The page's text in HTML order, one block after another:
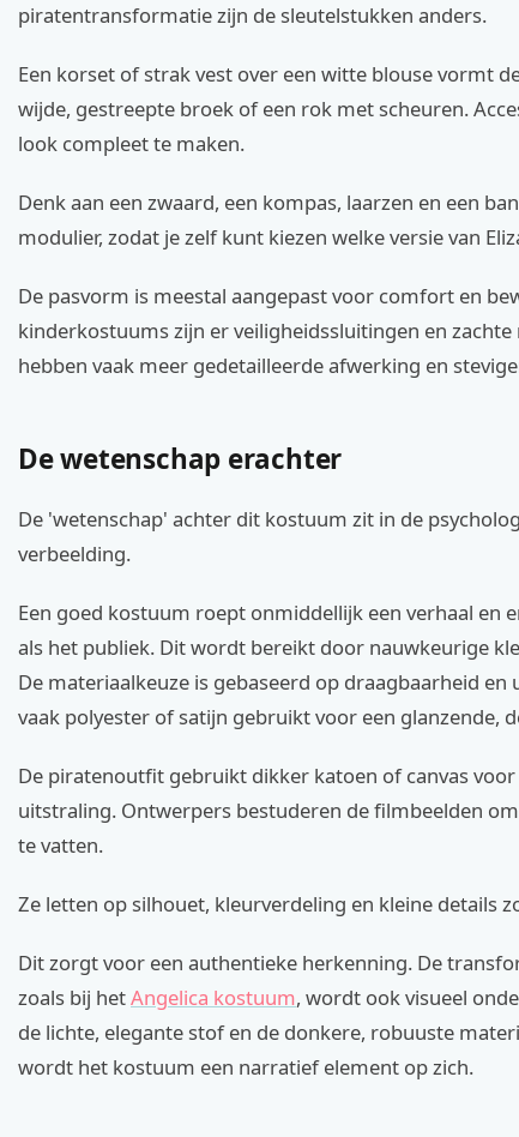
piratentransformatie zijn de sleutelstukken anders.
Een korset of strak vest over een witte blouse vormt
wijde, gestreepte broek of een rok met scheuren.
look compleet te maken.
Denk aan een zwaard, een kompas, laarzen en een
modulier, zodat je zelf kunt kiezen welke versie van
De pasvorm is meestal aangepast voor comfort en
kinderkostuums zijn er veiligheidssluitingen en zachte
hebben vaak meer gedetailleerde afwerking en
De wetenschap erachter
De 'wetenschap' achter dit kostuum zit in de
verbeelding.
Een goed kostuum roept onmiddellijk een verhaal en
als het publiek. Dit wordt bereikt door nauwkeurige
De materiaalkeuze is gebaseerd op draagbaarheid
vaak polyester of satijn gebruikt voor een glanzende,
De piratenoutfit gebruikt dikker katoen of canvas
uitstraling. Ontwerpers bestuderen de filmbeelden
te vatten.
Ze letten op silhouet, kleurverdeling en kleine details
Dit zorgt voor een authentieke herkenning. De
zoals bij hetAngelica kostuum, wordt ook visueel
de lichte, elegante stof en de donkere, robuuste
wordt het kostuum een narratief element op zich.